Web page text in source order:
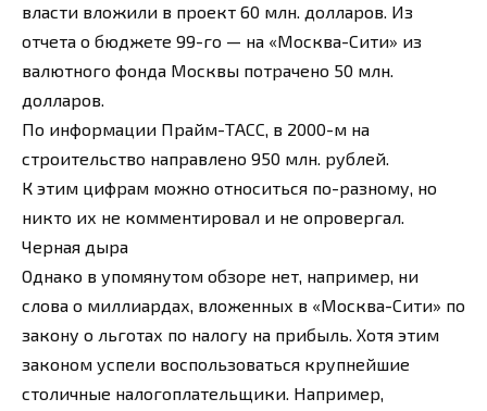
власти вложили в проект 60 млн. долларов. Из
отчета о бюджете 99-го — на «Москва-Сити» из
валютного фонда Москвы потрачено 50 млн.
долларов.
По информации Прайм-ТАСС, в 2000-м на
строительство направлено 950 млн. рублей.
К этим цифрам можно относиться по-разному, но
никто их не комментировал и не опровергал.
Черная дыра
Однако в упомянутом обзоре нет, например, ни
слова о миллиардах, вложенных в «Москва-Сити» по
закону о льготах по налогу на прибыль. Хотя этим
законом успели воспользоваться крупнейшие
столичные налогоплательщики. Например,